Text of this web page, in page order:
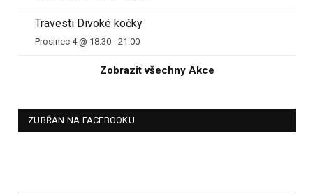
Travesti Divoké kočky
Prosinec 4 @ 18.30 - 21.00
Zobrazit všechny Akce
ZUBŘAN NA FACEBOOKU